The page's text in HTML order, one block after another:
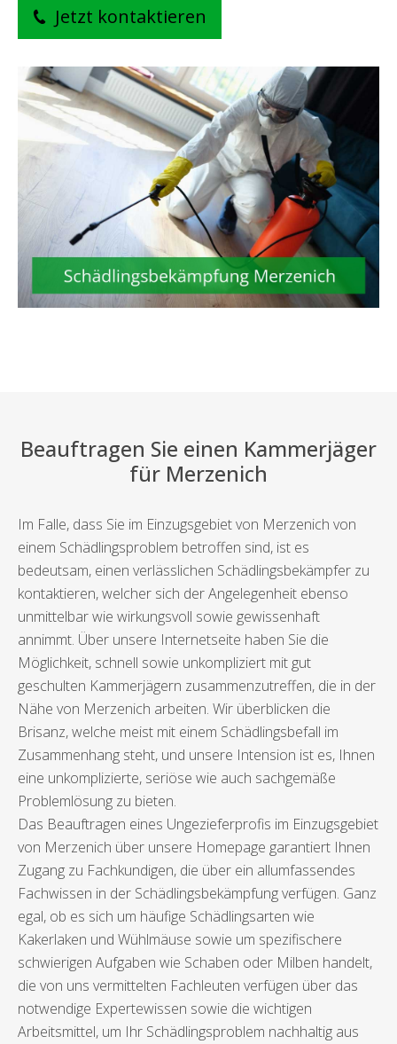
Jetzt kontaktieren
Beauftragen Sie einen Kammerjäger
für Merzenich
Im Falle, dass Sie im Einzugsgebiet von Merzenich von
einem Schädlingsproblem betroffen sind, ist es
bedeutsam, einen verlässlichen Schädlingsbekämpfer zu
kontaktieren, welcher sich der Angelegenheit ebenso
unmittelbar wie wirkungsvoll sowie gewissenhaft
annimmt. Über unsere Internetseite haben Sie die
Möglichkeit, schnell sowie unkompliziert mit gut
geschulten Kammerjägern zusammenzutreffen, die in der
Nähe von Merzenich arbeiten. Wir überblicken die
Brisanz, welche meist mit einem Schädlingsbefall im
Zusammenhang steht, und unsere Intension ist es, Ihnen
eine unkomplizierte, seriöse wie auch sachgemäße
Problemlösung zu bieten.
Das Beauftragen eines Ungezieferprofis im Einzugsgebiet
von Merzenich über unsere Homepage garantiert Ihnen
Zugang zu Fachkundigen, die über ein allumfassendes
Fachwissen in der Schädlingsbekämpfung verfügen. Ganz
egal, ob es sich um häufige Schädlingsarten wie
Kakerlaken und Wühlmäuse sowie um spezifischere
schwierigen Aufgaben wie Schaben oder Milben handelt,
die von uns vermittelten Fachleuten verfügen über das
notwendige Expertewissen sowie die wichtigen
Arbeitsmittel, um Ihr Schädlingsproblem nachhaltig aus